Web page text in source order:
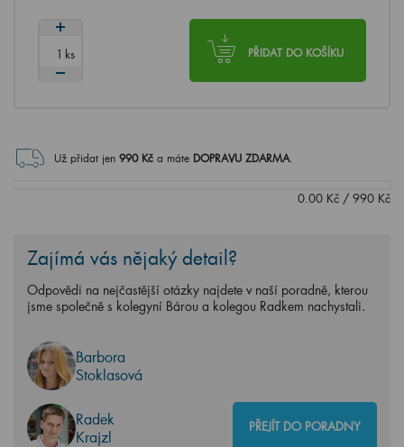
PŘIDAT DO KOŠÍKU
ks
Už přidat jen 990Kč a máte DOPRAVU ZDARMA.
0.00 Kč / 990 Kč
Zajímá vás nějaký detail?
Odpovědi na nejčastější otázky najdete v naší poradně, kterou
jsme společně s kolegyní Bárou a kolegou Radkem nachystali.
Barbora
Stoklasová
Radek
Krajzl
PŘEJÍT DO PORADNY